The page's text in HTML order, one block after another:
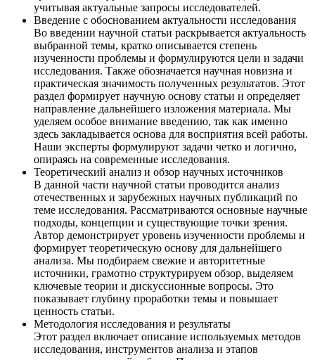
учитывая актуальные запросы исследователей.
Введение с обоснованием актуальности исследования
Во введении научной статьи раскрывается актуальность
выбранной темы, кратко описывается степень
изученности проблемы и формулируются цели и задачи
исследования. Также обозначается научная новизна и
практическая значимость полученных результатов. Этот
раздел формирует научную основу статьи и определяет
направление дальнейшего изложения материала. Мы
уделяем особое внимание введению, так как именно
здесь закладывается основа для восприятия всей работы.
Наши эксперты формулируют задачи четко и логично,
опираясь на современные исследования.
Теоретический анализ и обзор научных источников
В данной части научной статьи проводится анализ
отечественных и зарубежных научных публикаций по
теме исследования. Рассматриваются основные научные
подходы, концепции и существующие точки зрения.
Автор демонстрирует уровень изученности проблемы и
формирует теоретическую основу для дальнейшего
анализа. Мы подбираем свежие и авторитетные
источники, грамотно структурируем обзор, выделяем
ключевые теории и дискуссионные вопросы. Это
показывает глубину проработки темы и повышает
ценность статьи.
Методология исследования и результаты
Этот раздел включает описание используемых методов
исследования, инструментов анализа и этапов